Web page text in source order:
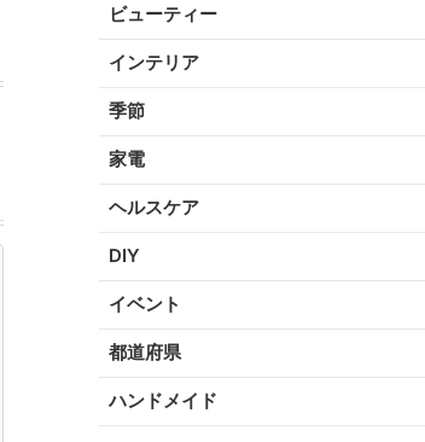
ビューティー
インテリア
季節
家電
ヘルスケア
DIY
イベント
都道府県
ハンドメイド